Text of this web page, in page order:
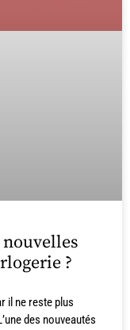
?
il ne reste plus
des nouveautés